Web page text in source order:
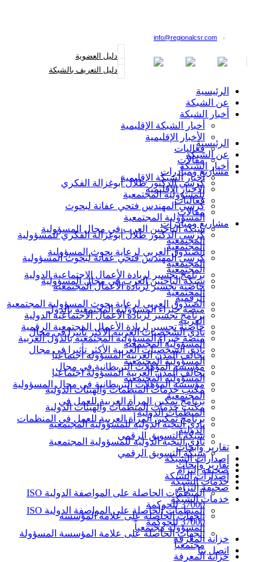
info@regionalcsr.com
دليل العضوية
دليل التعريف بالشبكة
الرئيسية
عن الشبكة
أخبار الشبكة
أخبار الشبكة الإقليمية
الأخبار الإقليمية
فعاليات
مقالات
مشاريع ومبادرات
كرسي الدكتور طلال أبوغزالة الفكري
للمسؤولية المجتمعية
كرسي المهندس فتحي عفانة لبحوث
المسؤولية المجتمعية
شبكة الباحثين العرب في مجال المسؤولية
المجتمعية
الصندوق العربي لرعاية بحوث المسؤولية
المجتمعية
برنامج تجسير لريادة الأعمال الاجتماعية الدولية
حاضنة تجسير لريادة الأعمال المجتمعية
الرقمية
منصة خبراء المسؤولية المجتمعية بالدول
العربية
نادي الشخصيات العربية الأكثر تأثيرا في مجال
المسؤولية المجتمعية
تحالف المدن العربية المسؤولة اجتماعيا
مؤسسة المؤهلات البريطانية في مجال
المسؤولية المجتمعية
مكتب خدمات المنظمات والهيئات الدولية
برنامج تمكين المرأة العربية للعمل في
المنظمات الدولية
نادي النخبة الدولية للمسؤولية المجتمعية
شبكة التسويق الرقمي
تقارير وأبحاث
إصدارات الشبكة
صحيفة إلتزام
خدمات الشبكة
المنظمات الحاصلة على المواصفة الدولية ISO
37000 للحوكمة
الجهات الحاصلة على علامة المؤسسة
المسؤولة مجتمعياً
خزانة المعرفة
اتصل بنا
الرئيسية
عن الشبكة
أخبار الشبكة
أخبار الشبكة الإقليمية
الأخبار الإقليمية
فعاليات
مقالات
مشاريع ومبادرات
كرسي الدكتور طلال أبوغزالة الفكري للمسؤولية
المجتمعية
كرسي المهندس فتحي عفانة لبحوث المسؤولية
المجتمعية
شبكة الباحثين العرب في مجال المسؤولية
المجتمعية
الصندوق العربي لرعاية بحوث المسؤولية المجتمعية
برنامج تجسير لريادة الأعمال الاجتماعية الدولية
حاضنة تجسير لريادة الأعمال المجتمعية الرقمية
منصة خبراء المسؤولية المجتمعية بالدول العربية
نادي الشخصيات العربية الأكثر تأثيرا في مجال
المسؤولية المجتمعية
تحالف المدن العربية المسؤولة اجتماعيا
مؤسسة المؤهلات البريطانية في مجال المسؤولية
المجتمعية
مكتب خدمات المنظمات والهيئات الدولية
برنامج تمكين المرأة العربية للعمل في المنظمات
الدولية
نادي النخبة الدولية للمسؤولية المجتمعية
شبكة التسويق الرقمي
تقارير وأبحاث
إصدارات الشبكة
صحيفة إلتزام
خدمات الشبكة
المنظمات الحاصلة على المواصفة الدولية ISO
37000 للحوكمة
الجهات الحاصلة على علامة المؤسسة المسؤولة
مجتمعياً
خزانة المعرفة